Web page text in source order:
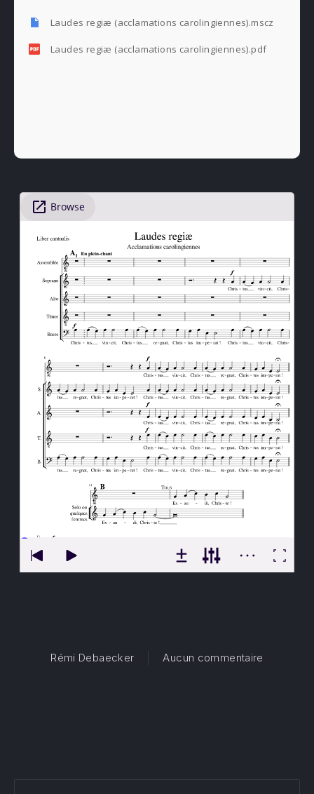
Laudes regiæ (acclamations carolingiennes).mscz
Laudes regiæ (acclamations carolingiennes).pdf
Rémi Debaecker Aucun commentaire